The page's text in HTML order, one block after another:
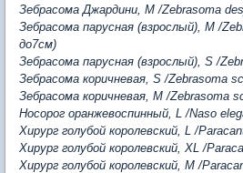
Зебрасома Джардини, M /Zebrasoma
Зебрасома парусная (взрослый), M /
до7см)
Зебрасома парусная (взрослый), S /
Зебрасома коричневая, S /Zebrasoma
Зебрасома коричневая, M /Zebrasoma
Носорог оранжевоспинный, L /Naso
Хирург голубой королевский, L /
Хирург голубой королевский, XL /
Хирург голубой королевский, M /